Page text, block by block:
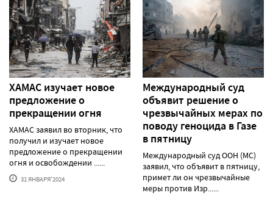
ХАМАС изучает новое
предложение о
прекращении огня
ХАМАС заявил во вторник, что
получил и изучает новое
предложение о прекращении
огня и освобождении ......
31 ЯНВАРЯ'2024
Международный суд
объявит решение о
чрезвычайных мерах по
поводу геноцида в Газе
в пятницу
Международный суд ООН (МС)
заявил, что объявит в пятницу,
примет ли он чрезвычайные
меры против Изр......